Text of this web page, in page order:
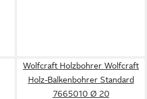
Wolfcraft Holzbohrer Wolfcraft
Holz-Balkenbohrer Standard
7665010 Ø 20